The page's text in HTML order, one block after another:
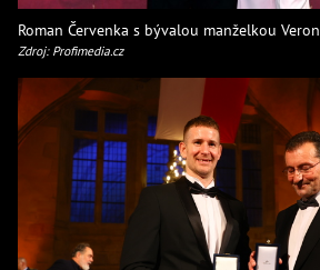
Roman Červenka s bývalou manželkou
Zdroj: Profimedia.cz